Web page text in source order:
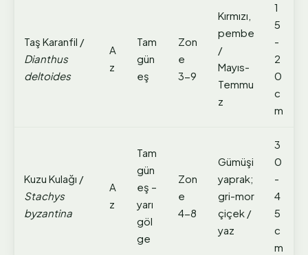
Taş Karanfil /
Dianthus
deltoides
A
z
Tam
gün
eş
Zon
e
3-9
Kırmızı,
pembe
/
Mayıs-
Temmu
z
1
5
-
2
0
c
m
Kuzu Kulağı /
Stachys
byzantina
A
z
Tam
gün
eş –
yarı
göl
ge
Zon
e
4-8
Gümüşi
yaprak;
gri-mor
çiçek /
yaz
3
0
-
4
5
c
m